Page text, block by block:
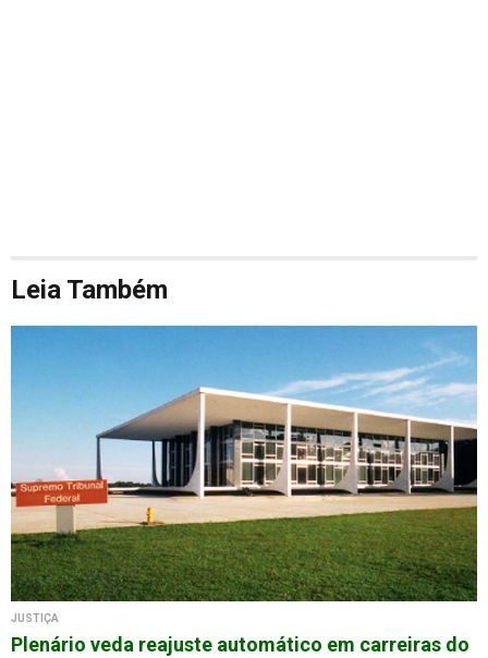
Leia Também
JUSTIÇA
Plenário veda reajuste automático em carreiras do